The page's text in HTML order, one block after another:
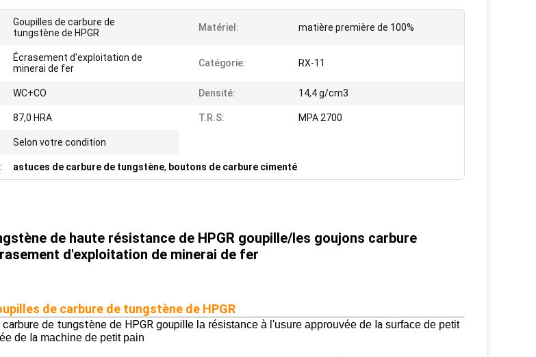
Goupilles de carbure de
tungstène de HPGR
Matériel: matière première de 100%
Écrasement d'exploitation de
minerai de fer
Catégorie: RX-11
WC+CO Densité: 14,4 g/cm3
87,0 HRA T.R.S: MPA 2700
Selon votre condition
astuces de carbure de tungstène, boutons de carbure cimenté
de haute résistance de HPGR goupille/les goujons carbure
d'exploitation de minerai de fer
de carbure de tungstène de HPGR
de tungstène de HPGR goupille la résistance à l'usure approuvée de la surface de petit
de la machine de petit pain